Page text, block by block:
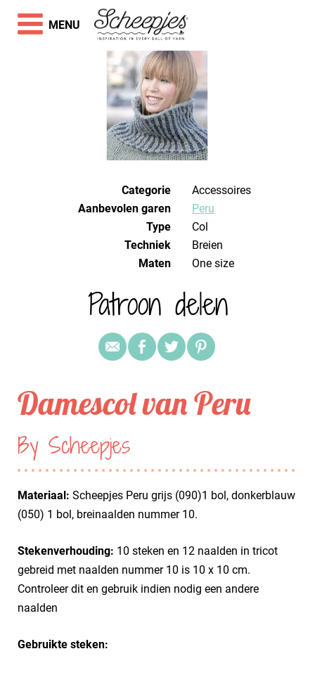
Categorie
Accessoires
Aanbevolen garen
Peru
Type
Col
Techniek
breien
Maten
One size
Patroon delen
Damescol van Peru
By Scheepjes
Materiaal: Scheepjes Peru grijs (090)1 bol, donkerblauw
(050) 1 bol, breinaalden nummer 10.
Stekenverhouding: 10 steken en 12 naalden in tricot
gebreid met naalden nummer 10 is 10 x 10 cm.
Controleer dit en gebruik indien nodig een andere
naalden
Gebruikte steken:
MENU